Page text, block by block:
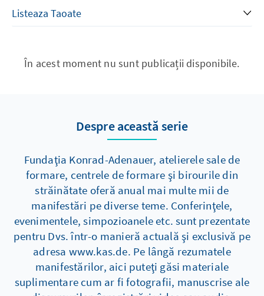
În acest moment nu sunt publicații disponibile.
Despre această serie
Fundaţia Konrad-Adenauer, atelierele sale de
formare, centrele de formare şi birourile din
străinătate oferă anual mai multe mii de
manifestări pe diverse teme. Conferinţele,
evenimentele, simpozioanele etc. sunt prezentate
pentru Dvs. într-o manieră actuală şi exclusivă pe
adresa www.kas.de. Pe lângă rezumatele
manifestărilor, aici puteţi găsi materiale
suplimentare cum ar fi fotografii, manuscrise ale